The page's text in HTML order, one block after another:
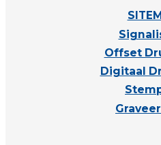
Offset
Digitaal